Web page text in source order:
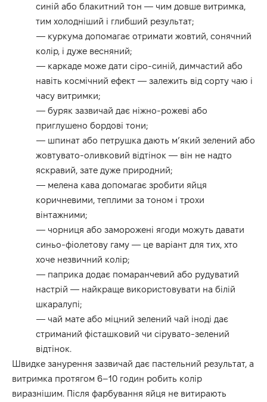
синій або блакитний тон — чим довше витримка,
тим холодніший і глибший результат;
— куркума допомагає отримати жовтий, сонячний
колір, і дуже весняний;
— каркаде може дати сіро-синій, димчастий або
навіть космічний ефект — залежить від сорту чаю і
часу витримки;
— буряк зазвичай дає ніжно-рожеві або
приглушено бордові тони;
— шпинат або петрушка дають м’який зелений або
жовтувато-оливковий відтінок — він не надто
яскравий, зате дуже природний;
— мелена кава допомагає зробити яйця
коричневими, теплими за тоном і трохи
вінтажними;
— чорниця або заморожені ягоди можуть давати
синьо-фіолетову гаму — це варіант для тих, хто
хоче незвичний колір;
— паприка додає помаранчевий або рудуватий
настрій — найкраще використовувати на білій
шкаралупі;
— чай мате або міцний зелений чай іноді дає
стриманий фісташковий чи сірувато-зелений
відтінок.
Швидке занурення зазвичай дає пастельний результат, а
витримка протягом 6–10 годин робить колір
виразнішим. Після фарбування яйця не витирають